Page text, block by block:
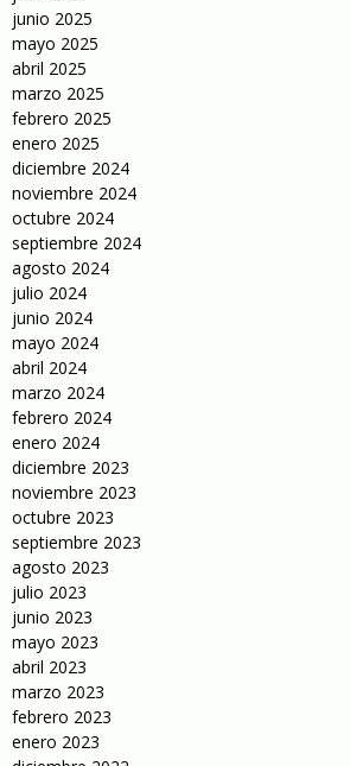
junio 2025
mayo 2025
abril 2025
marzo 2025
febrero 2025
enero 2025
diciembre 2024
noviembre 2024
octubre 2024
septiembre 2024
agosto 2024
julio 2024
junio 2024
mayo 2024
abril 2024
marzo 2024
febrero 2024
enero 2024
diciembre 2023
noviembre 2023
octubre 2023
septiembre 2023
agosto 2023
julio 2023
junio 2023
mayo 2023
abril 2023
marzo 2023
febrero 2023
enero 2023